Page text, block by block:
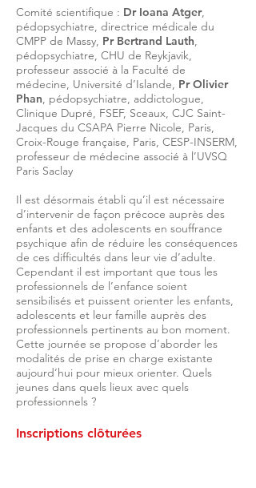
Comité scientifique : Dr Ioana Atger,
pédopsychiatre, directrice médicale du
CMPP de Massy, PrBertrand Lauth,
pédopsychiatre, CHU de Reykjavik,
professeur associé à la Faculté de
médecine, Université d’Islande, Pr Olivier
Phan, pédopsychiatre, addictologue,
Clinique Dupré, FSEF, Sceaux, CJC Saint-
Jacques du CSAPA Pierre Nicole, Paris,
Croix-Rouge française, Paris, CESP-INSERM,
professeur de médecine associé à l’UVSQ
Paris Saclay
Il est désormais établi qu’il est nécessaire
d’intervenir de façon précoce auprès des
enfants et des adolescents en souffrance
psychique afin de réduire les conséquences
de ces difficultés dans leur vie d’adulte.
Cependant il est important que tous les
professionnels de l’enfance soient
sensibilisés et puissent orienter les enfants,
adolescents et leur famille auprès des
professionnels pertinents au bon moment.
Cette journée se propose d’aborder les
modalités de prise en charge existante
aujourd’hui pour mieux orienter. Quels
jeunes dans quels lieux avec quels
professionnels ?
​Inscriptions clôturées